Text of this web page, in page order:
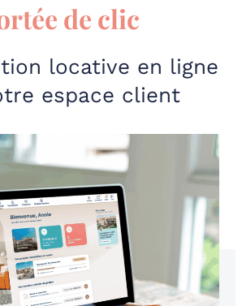
de clic
locative en ligne
espace client